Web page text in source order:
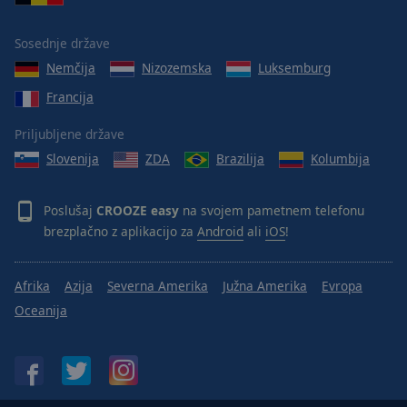
Area
Color
Opacity
Font
Size
Text
Style
Font
Sosednje države
Nemčija
Nizozemska
Luksemburg
Francija
Priljubljene države
Slovenija
ZDA Brazilija Kolumbija
Poslušaj CROOZE easy na svojem pametnem telefonu
brezplačno z aplikacijo za Android ali iOS!
Afrika Azija Severna Amerika Južna Amerika
Evropa
Oceanija